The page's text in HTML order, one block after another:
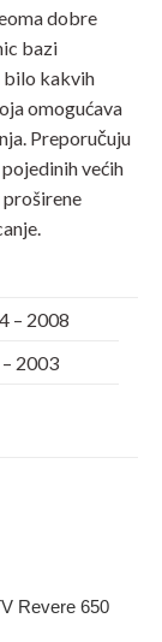
dobre
bazi
bilo kakvih
omogućava
Preporučuju
većih
– 2008
2003
Revere 650